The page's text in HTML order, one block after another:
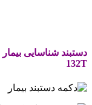
دستبند شناسایی
132T